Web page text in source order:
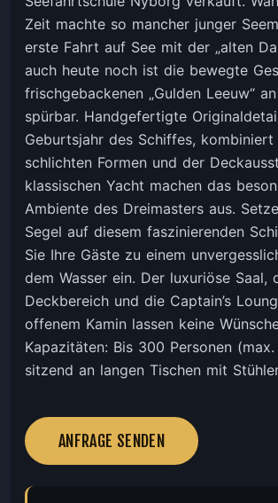
Zeit machte so mancher junger
erste Fahrt auf See mit der „alten
auch heute noch ist die bewegte
frischgebackenen „Gulden Leeuw“
spürbar. Handgefertigte
Geburtsjahr des Schiffes, kombiniert
schlichten Formen und der
klassischen Yacht machen das
Ambiente des Dreimasters aus.
Segel auf diesem faszinierenden
Sie Ihre Gäste zu einem
dem Wasser ein. Der luxuriöse Saal,
Deckbereich und die Captain’s
offenem Kamin lassen keine
Kapazitäten: Bis 300 Personen
sitzend an langen Tischen mit
ANFRAGE SENDEN